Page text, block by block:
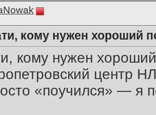
кому нужен хороший
кому нужен
центр
«поучился» — я